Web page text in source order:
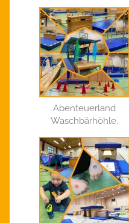
Abenteuerland
Waschbärhöhle.